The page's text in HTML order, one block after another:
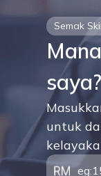
Semak
saya?
untuk